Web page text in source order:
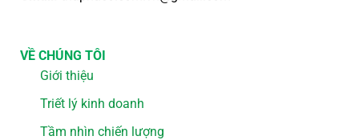
VỀ CHÚNG TÔI
Giới thiệu
Triết lý kinh doanh
Tầm nhìn chiến lượng